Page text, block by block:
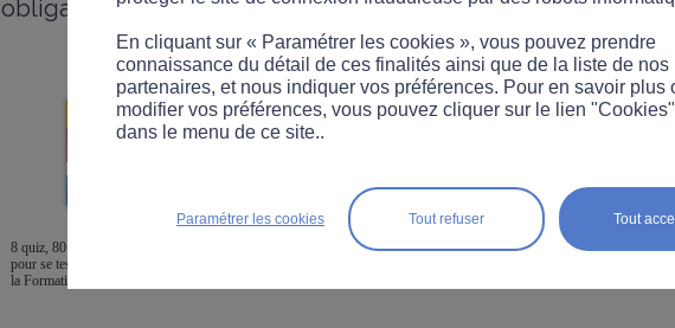
obligatoire pour les scooter 125cm3… Faites le point sur vos
8 quiz, 80 questions
pour se tester avant
la Formation 125
4 séries de 20 questions
Plus de 160
En cliquant sur « Paramétrer les cookies », vous pouvez prendre
connaissance du détail de ces finalités ainsi que de la liste de nos
partenaires, et nous indiquer vos préférences. Pour en savoir plus
modifier vos préférences, vous pouvez cliquer sur le lien
dans le menu de ce site..
Tout
Tout refuser
Paramétrer les cookies